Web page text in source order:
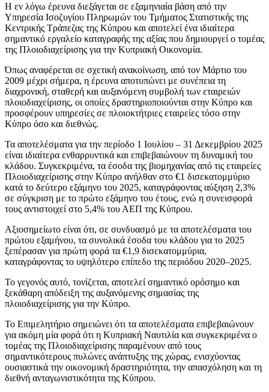
Η εν λόγω έρευνα διεξάγεται σε εξαμηνιαία βάση από την
Υπηρεσία Ισοζυγίου Πληρωμών του Τμήματος Στατιστικής της
Κεντρικής Τράπεζας της Κύπρου και αποτελεί ένα ιδιαίτερα
σημαντικό εργαλείο καταγραφής της αξίας που δημιουργεί ο τομέας
της Πλοιοδιαχείρισης για την Κυπριακή Οικονομία.
Όπως αναφέρεται σε σχετική ανακοίνωση, από τον Μάρτιο του
2009 μέχρι σήμερα, η έρευνα αποτυπώνει με συνέπεια τη
διαχρονική, σταθερή και αυξανόμενη συμβολή των εταιρειών
πλοιοδιαχείρισης, οι οποίες δραστηριοποιούνται στην Κύπρο και
προσφέρουν υπηρεσίες σε πλοιοκτήτριες εταιρείες τόσο στην
Κύπρο όσο και διεθνώς.
Τα αποτελέσματα για την περίοδο 1 Ιουλίου – 31 Δεκεμβρίου 2025
είναι ιδιαίτερα ενθαρρυντικά και επιβεβαιώνουν τη δυναμική του
κλάδου. Συγκεκριμένα, τα έσοδα της βιομηχανίας από τις εταιρείες
Πλοιοδιαχείρισης στην Κύπρο ανήλθαν στο €1 δισεκατομμύριο
κατά το δεύτερο εξάμηνο του 2025, καταγράφοντας αύξηση 2,3%
σε σύγκριση με το πρώτο εξάμηνο του έτους, ενώ η συνεισφορά
τους αντιστοιχεί στο 5,4% του ΑΕΠ της Κύπρου.
Αξιοσημείωτο είναι ότι, σε συνδυασμό με τα αποτελέσματα του
πρώτου εξαμήνου, τα συνολικά έσοδα του κλάδου για το 2025
ξεπέρασαν για πρώτη φορά τα €1,9 δισεκατομμύρια,
καταγράφοντας το υψηλότερο επίπεδο της περιόδου 2020–2025.
Το γεγονός αυτό, τονίζεται, αποτελεί σημαντικό ορόσημο και
ξεκάθαρη απόδειξη της αυξανόμενης σημασίας της
πλοιοδιαχείρισης για την Κύπρο.
Το Επιμελητήριο σημειώνει ότι τα αποτελέσματα επιβεβαιώνουν
για ακόμη μία φορά ότι η Κυπριακή Ναυτιλία και συγκεκριμένα ο
τομέας της Πλοιοδιαχείρισης παραμένουν από τους
σημαντικότερους πυλώνες ανάπτυξης της χώρας, ενισχύοντας
ουσιαστικά την οικονομική δραστηριότητα, την απασχόληση και τη
διεθνή ανταγωνιστικότητα της Κύπρου.